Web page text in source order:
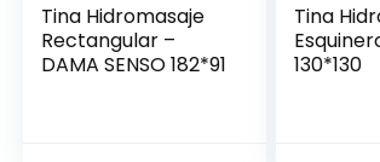
Tina Hidromasaje
Rectangular –
DAMA SENSO 182*91
Tina
130*130